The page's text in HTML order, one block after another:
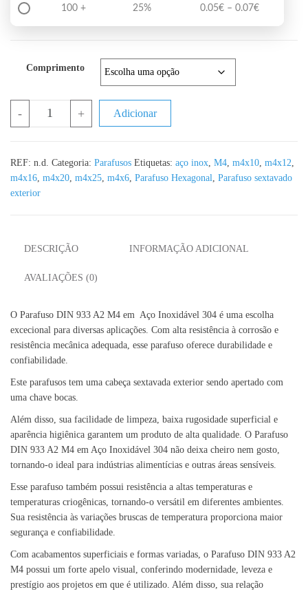
100 + 25% 0.05€ – 0.07€Price
Comprimento
- + Adicionar
REF: n.d. Categoria: Parafusos Etiquetas: aço inox M4 m4x10 m4x12
m4x16 m4x20 m4x25 m4x6 Parafuso Hexagonal
Parafuso sextavado
exterior
DESCRIÇÃO INFORMAÇÃO ADICIONAL
AVALIAÇÕES (0)
O Parafuso DIN 933 A2 M4 em Aço Inoxidável 304 é uma escolha
excecional para diversas aplicações. Com alta resistência à corrosão e
resistência mecânica adequada, esse parafuso oferece durabilidade e
confiabilidade.
Este parafusos tem uma cabeça sextavada exterior sendo apertado com
uma chave bocas.
Além disso, sua facilidade de limpeza, baixa rugosidade superficial e
aparência higiênica garantem um produto de alta qualidade. O Parafuso
DIN 933 A2 M4 em Aço Inoxidável 304 não deixa cheiro nem gosto,
tornando-o ideal para indústrias alimentícias e outras áreas sensíveis.
Esse parafuso também possui resistência a altas temperaturas e
temperaturas criogênicas, tornando-o versátil em diferentes ambientes.
Sua resistência às variações bruscas de temperatura proporciona maior
segurança e confiabilidade.
Com acabamentos superficiais e formas variadas, o Parafuso DIN 933 A2
M4 possui um forte apelo visual, conferindo modernidade, leveza e
prestígio aos projetos em que é utilizado. Além disso, sua relação